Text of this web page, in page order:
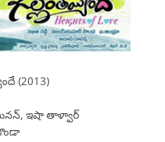
(2013)
ఇషా తాళ్వార్